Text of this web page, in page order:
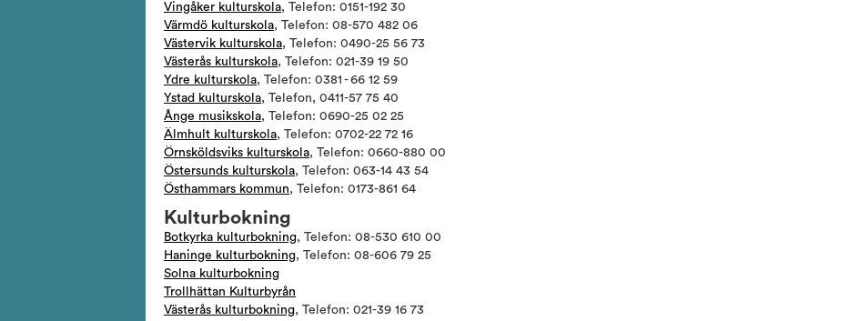
Vingåker kulturskola, Telefon: 0151-192 30
Värmdö kulturskola, Telefon: 08-570 482 06
Västervik kulturskola, Telefon: 0490-25 56 73
Västerås kulturskola, Telefon: 021-39 19 50
Ydre kulturskola, Telefon: 0381 - 66 12 59
Ystad kulturskola, Telefon, 0411-57 75 40
Ånge musikskola, Telefon: 0690-25 02 25
Älmhult kulturskola, Telefon: 0702-22 72 16
Örnsköldsviks kulturskola, Telefon: 0660-880 00
Östersunds kulturskola, Telefon: 063-14 43 54
Östhammars kommun, Telefon: 0173-861 64
Kulturbokning
Botkyrka kulturbokning, Telefon: 08-530 610 00
Haninge kulturbokning, Telefon: 08-606 79 25
Solna kulturbokning
Trollhättan Kulturbyrån
Västerås kulturbokning, Telefon: 021-39 16 73